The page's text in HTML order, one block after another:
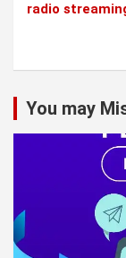
radio
You may